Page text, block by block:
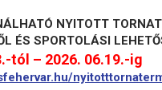
NYITOTT
ÉS SPORTOLÁSI
tól – 2026. 06.19.-ig